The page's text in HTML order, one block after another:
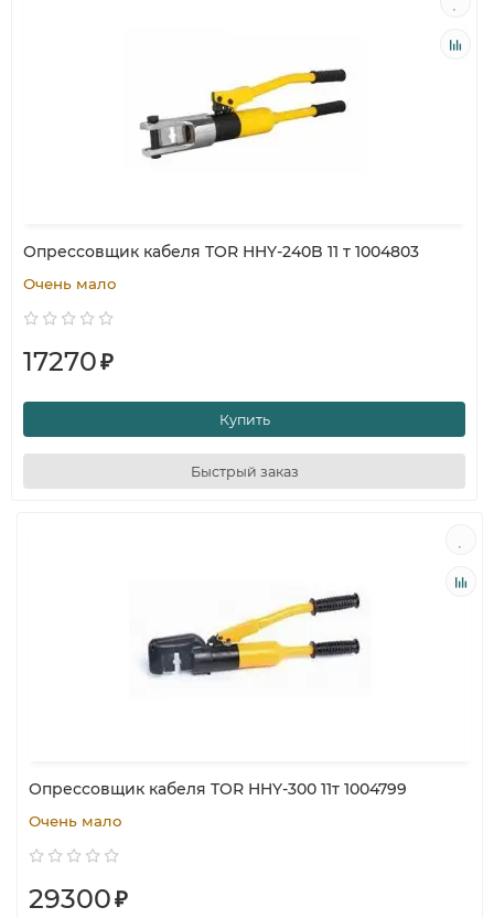
Опрессовщик кабеля TOR HHY-240B 11 т 1004803
Очень мало
17270₽
Купить
Быстрый заказ
Опрессовщик кабеля TOR HHY-300 11т 1004799
Очень мало
29300₽